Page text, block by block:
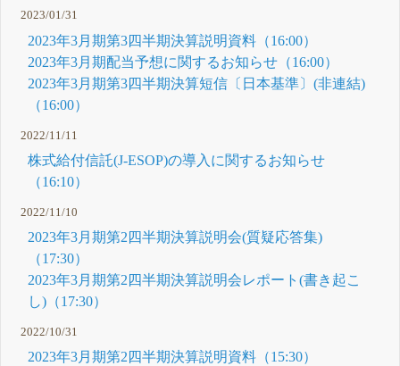
2023/01/31
2023年3月期第3四半期決算説明資料（16:00）
2023年3月期配当予想に関するお知らせ（16:00）
2023年3月期第3四半期決算短信〔日本基準〕(非連結)
（16:00）
2022/11/11
株式給付信託(J-ESOP)の導入に関するお知らせ
（16:10）
2022/11/10
2023年3月期第2四半期決算説明会(質疑応答集)
（17:30）
2023年3月期第2四半期決算説明会レポート(書き起こ
し)（17:30）
2022/10/31
2023年3月期第2四半期決算説明資料（15:30）